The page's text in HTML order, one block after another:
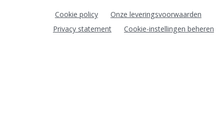
Cookie policy
Onze leveringsvoorwaarden
Privacy statement
Cookie-instellingen beheren